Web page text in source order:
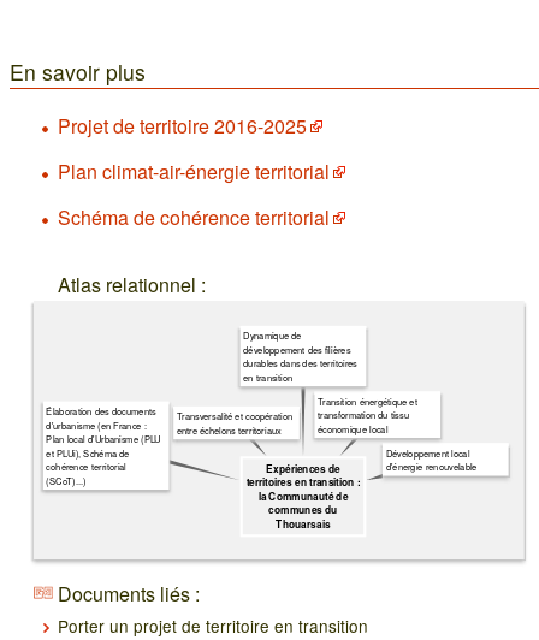
En savoir plus
Projet de territoire 2016-2025
Plan climat-air-énergie territorial
Schéma de cohérence territorial
Atlas relationnel :
Expériences de
territoires en transition :
la Communauté de
communes du
Thouarsais
Développement local
d'énergie renouvelable
Transition énergétique et
transformation du tissu
économique local
Dynamique de
développement des filières
durables dans des territoires
en transition
Transversalité et coopération
entre échelons territoriaux
Élaboration des documents
d'urbanisme (en France :
Plan local d'Urbanisme (PLU
et PLUi), Schéma de
cohérence territorial
(SCoT)...)
Documents liés :
Porter un projet de territoire en transition